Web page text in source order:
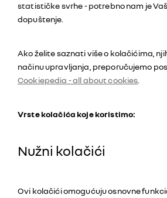
statističke svrhe - potrebno nam je
dopuštenje.
Ako želite saznati više o kolačićima,
načinu upravljanja, preporučujemo
Cookiepedia - all about cookies
Vrste kolačića koje koristimo:
Nužni kolačići
Ovi kolačići omogućuju osnovne